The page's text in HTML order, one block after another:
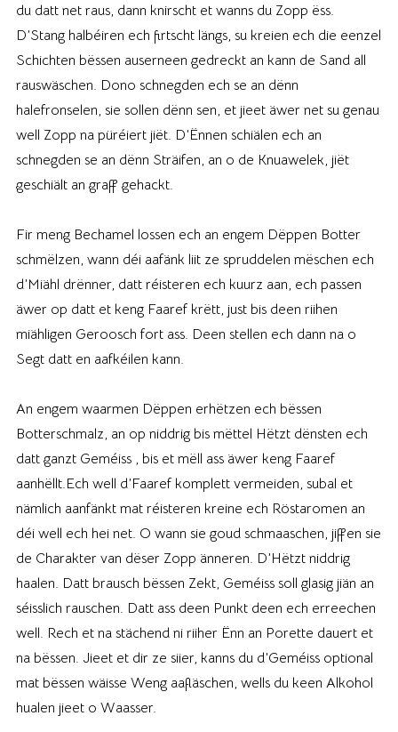
du datt net raus, dann knirscht et wanns du Zopp ëss.
D’Stang halbéiren ech firtscht längs, su kreien ech die eenzel
Schichten bëssen auserneen gedreckt an kann de Sand all
rauswäschen. Dono schnegden ech se an dënn
halefronselen, sie sollen dënn sen, et jieet äwer net su genau
well Zopp na püréiert jiët. D’Ënnen schiälen ech an
schnegden se an dënn Sträifen, an o de Knuawelek, jiët
geschiält an graff gehackt.
Fir meng Bechamel lossen ech an engem Dëppen Botter
schmëlzen, wann déi aafänk liit ze spruddelen mëschen ech
d’Miähl drënner, datt réisteren ech kuurz aan, ech passen
äwer op datt et keng Faaref krëtt, just bis deen riihen
miähligen Geroosch fort ass. Deen stellen ech dann na o
Segt datt en aafkéilen kann.
An engem waarmen Dëppen erhëtzen ech bëssen
Botterschmalz, an op niddrig bis mëttel Hëtzt dënsten ech
datt ganzt Geméiss , bis et mëll ass äwer keng Faaref
aanhëllt.Ech well d’Faaref komplett vermeiden, subal et
nämlich aanfänkt mat réisteren kreine ech Röstaromen an
déi well ech hei net. O wann sie goud schmaaschen, jiffen sie
de Charakter van dëser Zopp änneren. D’Hëtzt niddrig
haalen. Datt brausch bëssen Zekt, Geméiss soll glasig jiän an
séisslich rauschen. Datt ass deen Punkt deen ech erreechen
well. Rech et na stächend ni riiher Ënn an Porette dauert et
na bëssen. Jieet et dir ze siier, kanns du d’Geméiss optional
mat bëssen wäisse Weng aafläschen, wells du keen Alkohol
hualen jieet o Waasser.